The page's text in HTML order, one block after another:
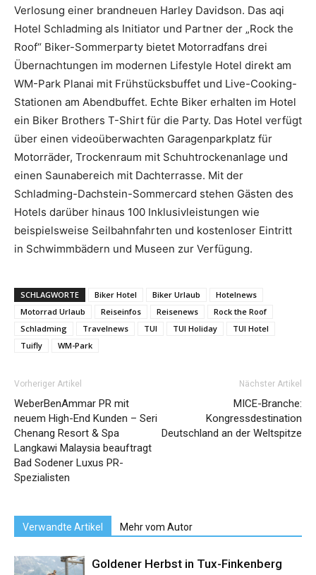
Verlosung einer brandneuen Harley Davidson. Das aqi
Hotel Schladming als Initiator und Partner der „Rock the
Roof“ Biker-Sommerparty bietet Motorradfans drei
Übernachtungen im modernen Lifestyle Hotel direkt am
WM-Park Planai mit Frühstücksbuffet und Live-Cooking-
Stationen am Abendbuffet. Echte Biker erhalten im Hotel
ein Biker Brothers T-Shirt für die Party. Das Hotel verfügt
über einen videoüberwachten Garagenparkplatz für
Motorräder, Trockenraum mit Schuhtrockenanlage und
einen Saunabereich mit Dachterrasse. Mit der
Schladming-Dachstein-Sommercard stehen Gästen des
Hotels darüber hinaus 100 Inklusivleistungen wie
beispielsweise Seilbahnfahrten und kostenloser Eintritt
in Schwimmbädern und Museen zur Verfügung.
SCHLAGWORTE Biker Hotel Biker Urlaub
Hotelnews
Motorrad Urlaub
Reiseinfos Reisenews
Rock the Roof
Schladming
Travelnews TUI TUI Holiday
TUI Hotel
Tuifly
WM-Park
Vorheriger Artikel
WeberBenAmmar PR mit
neuem High-End Kunden – Seri
Chenang Resort & Spa
Langkawi Malaysia beauftragt
Bad Sodener Luxus PR-
Spezialisten
Nächster Artikel
MICE-Branche:
Kongressdestination
Deutschland an der Weltspitze
Verwandte Artikel Mehr vom Autor
Goldener Herbst in Tux-Finkenberg